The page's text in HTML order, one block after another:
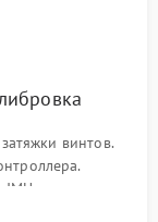
винтов.
сенсоров,
подвеса